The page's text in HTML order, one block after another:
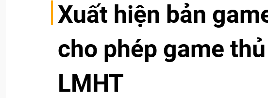
Xuất hiện bản
cho phép game
LMHT